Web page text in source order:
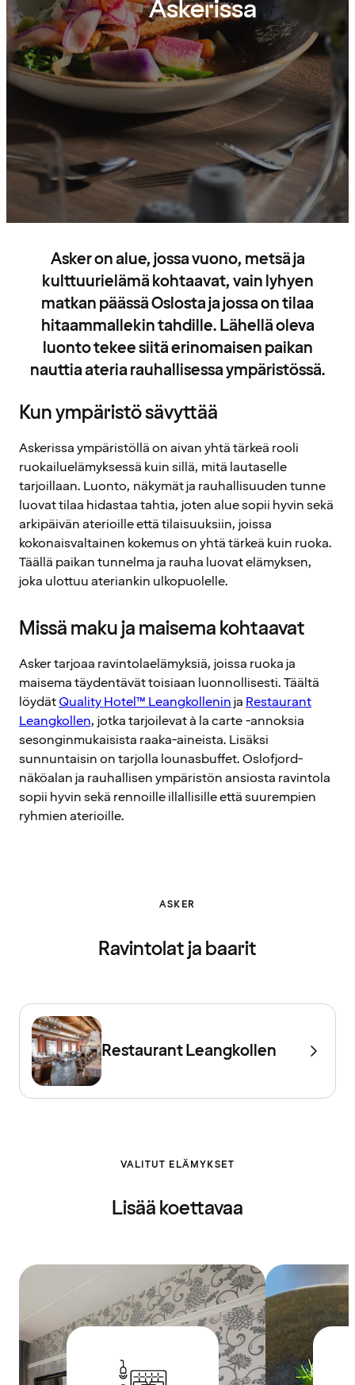
Askerissa
Asker on alue, jossa vuono, metsä ja
kulttuurielämä kohtaavat, vain lyhyen
matkan päässä Oslosta ja jossa on tilaa
hitaammallekin tahdille. Lähellä oleva
luonto tekee siitä erinomaisen paikan
nauttia ateria rauhallisessa ympäristössä.
Kun ympäristö sävyttää
Askerissa ympäristöllä on aivan yhtä tärkeä rooli
ruokailuelämyksessä kuin sillä, mitä lautaselle
tarjoillaan. Luonto, näkymät ja rauhallisuuden tunne
luovat tilaa hidastaa tahtia, joten alue sopii hyvin sekä
arkipäivän aterioille että tilaisuuksiin, joissa
kokonaisvaltainen kokemus on yhtä tärkeä kuin ruoka.
Täällä paikan tunnelma ja rauha luovat elämyksen,
joka ulottuu ateriankin ulkopuolelle.
Missä maku ja maisema kohtaavat
Asker tarjoaa ravintolaelämyksiä, joissa ruoka ja
maisema täydentävät toisiaan luonnollisesti. Täältä
löydätQuality Hotel™ Leangkolleninja Restaurant
Leangkollen, jotka tarjoilevat à la carte -annoksia
sesonginmukaisista raaka-aineista. Lisäksi
sunnuntaisin on tarjolla lounasbuffet. Oslofjord-
näköalan ja rauhallisen ympäristön ansiosta ravintola
sopii hyvin sekä rennoille illallisille että suurempien
ryhmien aterioille.
ASKER
Ravintolat ja baarit
Restaurant Leangkollen
VALITUT ELÄMYKSET
Lisää koettavaa